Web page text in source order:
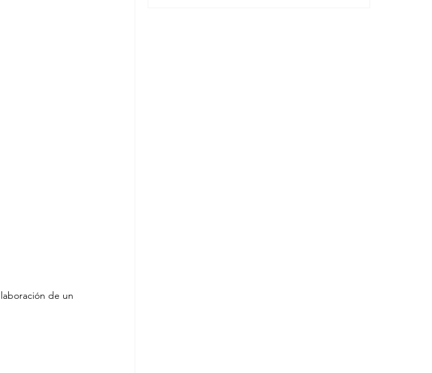
de un